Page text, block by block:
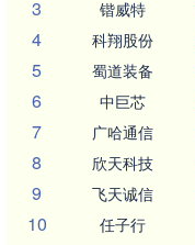
3 锴威特
4 科翔股份
5 蜀道装备
6 中巨芯
7 广哈通信
8 欣天科技
9 飞天诚信
10 任子行